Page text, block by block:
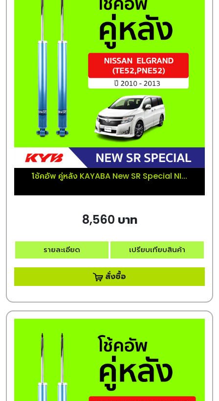
โช้คอัพ คู่หลัง KAYABA New SR Special NI...
8,560 บาท
รายละเอียด เปรียบเทียบสินค้า
สั่งซื้อ